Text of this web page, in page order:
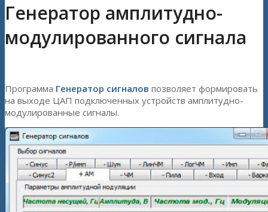
Генератор амплитудно-
модулированного сигнала
Программа Генератор сигналов позволяет формировать
на выходе ЦАП подключенных устройств амплитудно-
модулированные сигналы.